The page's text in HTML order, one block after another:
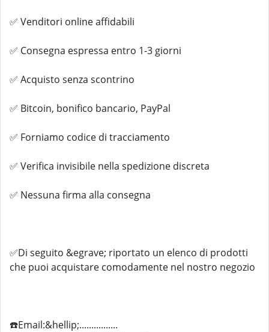
✅ Venditori online affidabili
✅ Consegna espressa entro 1-3 giorni
✅ Acquisto senza scontrino
✅ Bitcoin, bonifico bancario, PayPal
✅ Forniamo codice di tracciamento
✅ Verifica invisibile nella spedizione discreta
✅ Nessuna firma alla consegna
✅Di seguito &egrave; riportato un elenco di prodotti
che puoi acquistare comodamente nel nostro negozio
☎️Email:&hellip;................